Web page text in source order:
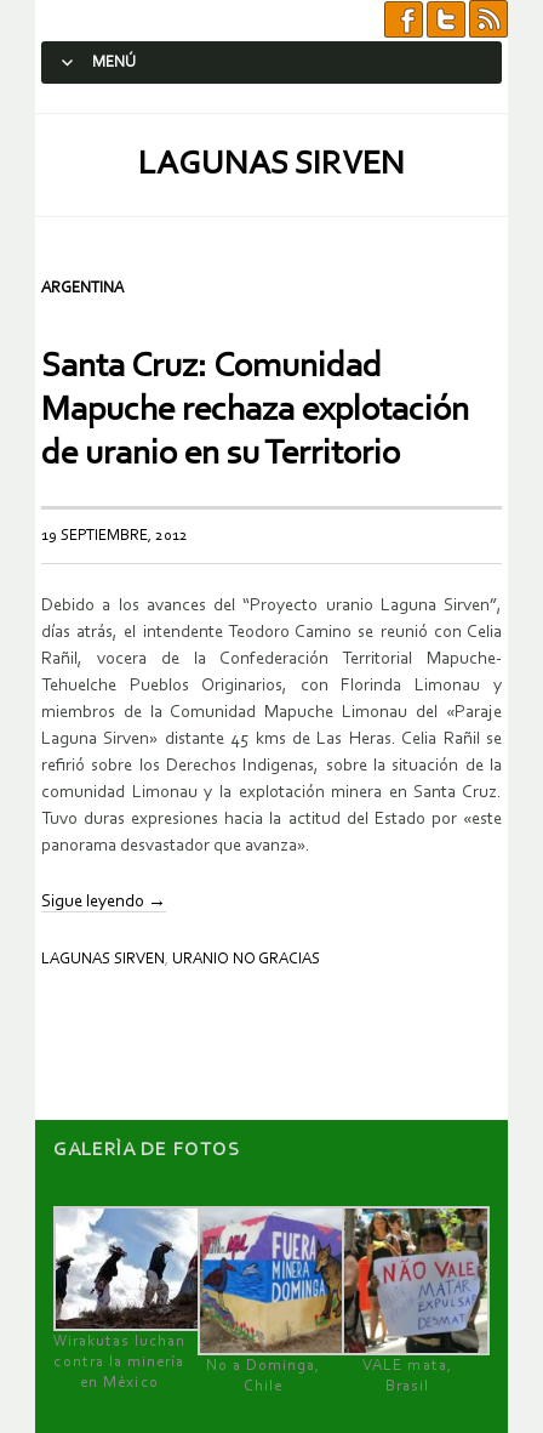
MENÚ
LAGUNAS SIRVEN
ARGENTINA
Santa Cruz: Comunidad
Mapuche rechaza explotación
de uranio en su Territorio
19 SEPTIEMBRE, 2012
Debido a los avances del “Proyecto uranio Laguna Sirven”,
días atrás, el intendente Teodoro Camino se reunió con Celia
Rañil, vocera de la Confederación Territorial Mapuche-
Tehuelche Pueblos Originarios, con Florinda Limonau y
miembros de la Comunidad Mapuche Limonau del «Paraje
Laguna Sirven» distante 45 kms de Las Heras. Celia Rañil se
refirió sobre los Derechos Indigenas, sobre la situación de la
comunidad Limonau y la explotación minera en Santa Cruz.
Tuvo duras expresiones hacia la actitud del Estado por «este
panorama desvastador que avanza».
Sigue leyendo →
LAGUNAS SIRVEN , URANIO NO GRACIAS
GALERÌA DE FOTOS
Wirakutas luchan
contra la minería
en México
No a Dominga,
Chile
VALE mata,
Brasil